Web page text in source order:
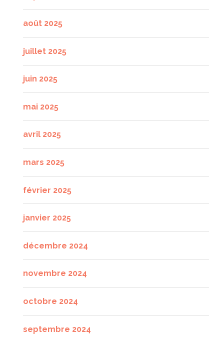
août 2025
juillet 2025
juin 2025
mai 2025
avril 2025
mars 2025
février 2025
janvier 2025
décembre 2024
novembre 2024
octobre 2024
septembre 2024